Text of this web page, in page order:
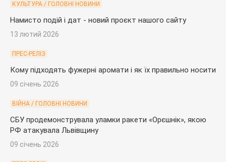
КУЛЬТУРА / ГОЛОВНІ НОВИНИ
Намисто подій і дат - новий проєкт нашого сайту
13 лютий 2026
ПРЕС-РЕЛІЗ
Кому підходять фужерні аромати і як їх правильно носити
09 січень 2026
ВІЙНА / ГОЛОВНІ НОВИНИ
СБУ продемонструвала уламки ракети «Орєшнік», якою
РФ атакувала Львівщину
09 січень 2026